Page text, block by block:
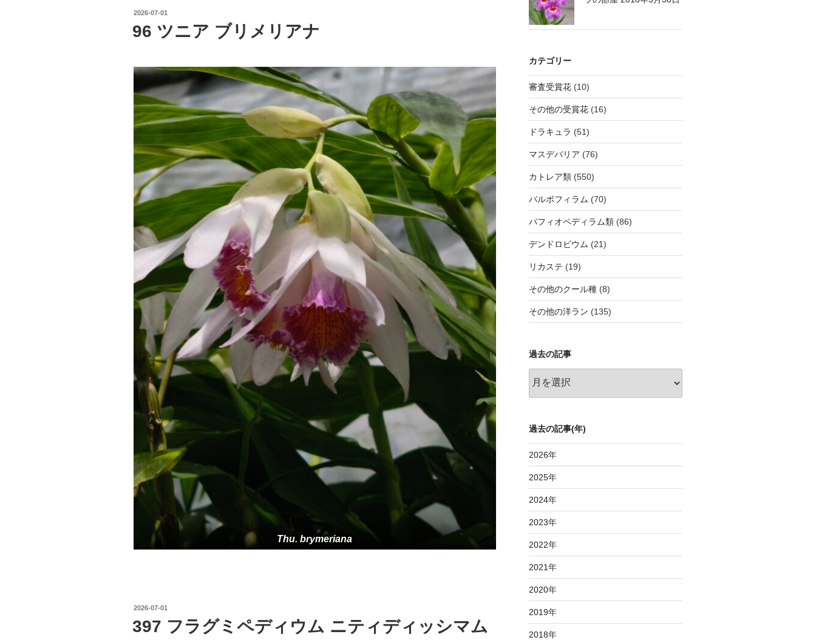
投
日:
2026-07-01
96 ツニア ブリメリアナ
Thu. brymeriana
投
日:
2026-07-01
397 フラグミペディウム ニティディッシマム
カテゴリー
審査受賞花(10)
その他の受賞花(16)
ドラキュラ (51)
マスデバリア (76)
カトレア類(550)
バルボフィラム (70)
パフィオペディラム類(86)
デンドロビウム (21)
リカステ (19)
その他のクール種(8)
その他の洋ラン (135)
過去の記事
去
事
過去の記事(年)
2026年
2025年
2024年
2023年
2022年
2021年
2020年
2019年
2018年